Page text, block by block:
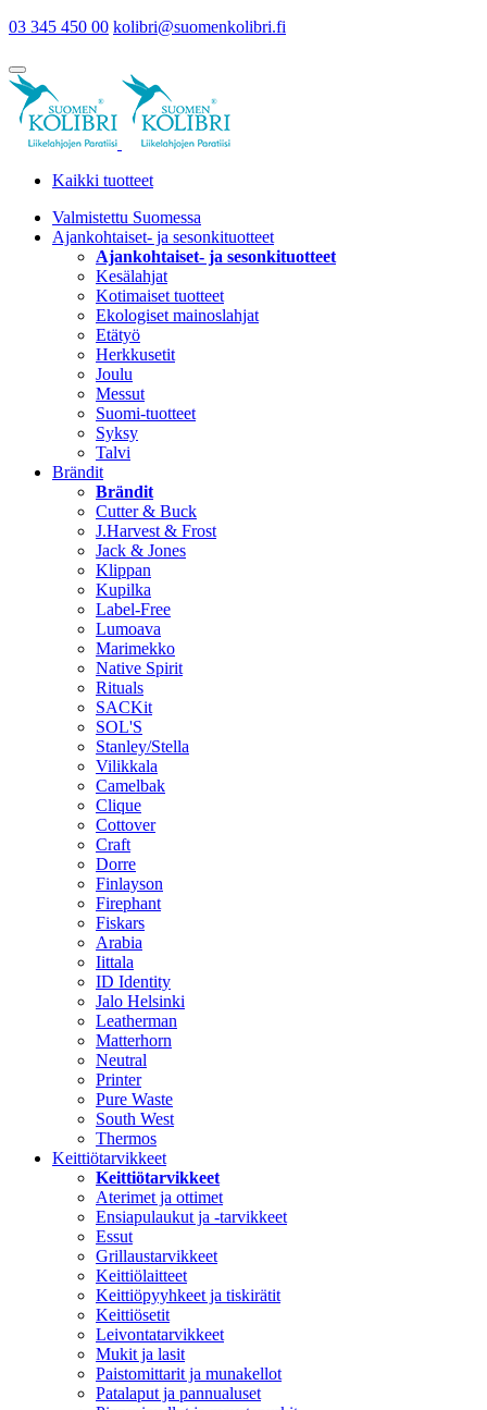
03 345 450 00 kolibri@suomenkolibri.fi
Kaikki tuotteet
Valmistettu Suomessa
Ajankohtaiset- ja sesonkituotteet
Ajankohtaiset- ja sesonkituotteet
Kesälahjat
Kotimaiset tuotteet
Ekologiset mainoslahjat
Etätyö
Herkkusetit
Joulu
Messut
Suomi-tuotteet
Syksy
Talvi
Brändit
Brändit
Cutter & Buck
J.Harvest & Frost
Jack & Jones
Klippan
Kupilka
Label-Free
Lumoava
Marimekko
Native Spirit
Rituals
SACKit
SOL'S
Stanley/Stella
Vilikkala
Camelbak
Clique
Cottover
Craft
Dorre
Finlayson
Firephant
Fiskars
Arabia
Iittala
ID Identity
Jalo Helsinki
Leatherman
Matterhorn
Neutral
Printer
Pure Waste
South West
Thermos
Keittiötarvikkeet
Keittiötarvikkeet
Aterimet ja ottimet
Ensiapulaukut ja -tarvikkeet
Essut
Grillaustarvikkeet
Keittiölaitteet
Keittiöpyyhkeet ja tiskirätit
Keittiösetit
Leivontatarvikkeet
Mukit ja lasit
Paistomittarit ja munakellot
Patalaput ja pannualuset